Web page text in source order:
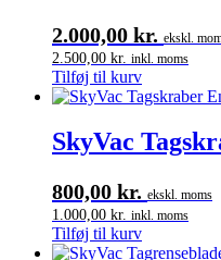
2.000,00 kr. ekskl.
2.500,00 kr. inkl. moms
Tilføj til kurv
SkyVac
800,00 kr. ekskl. moms
1.000,00 kr. inkl. moms
Tilføj til kurv